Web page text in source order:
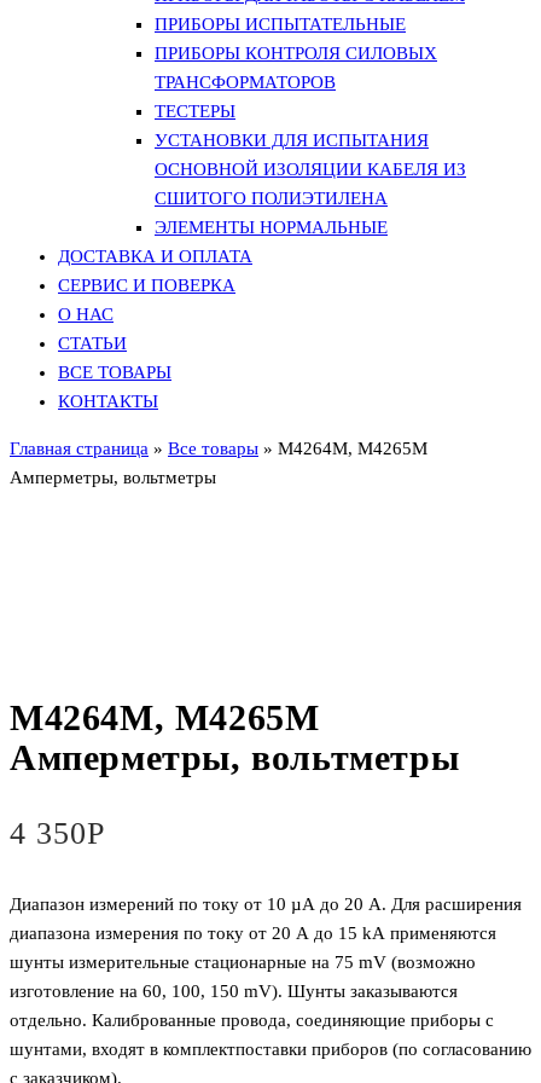
ПРИБОРЫ ИСПЫТАТЕЛЬНЫЕ
ПРИБОРЫ КОНТРОЛЯ СИЛОВЫХ
ТРАНСФОРМАТОРОВ
ТЕСТЕРЫ
УСТАНОВКИ ДЛЯ ИСПЫТАНИЯ
ОСНОВНОЙ ИЗОЛЯЦИИ КАБЕЛЯ ИЗ
СШИТОГО ПОЛИЭТИЛЕНА
ЭЛЕМЕНТЫ НОРМАЛЬНЫЕ
ДОСТАВКА И ОПЛАТА
СЕРВИС И ПОВЕРКА
О НАС
СТАТЬИ
ВСЕ ТОВАРЫ
КОНТАКТЫ
Главная страница » Все товары » М4264М, М4265М
Амперметры, вольтметры
М4264М, М4265М
Амперметры, вольтметры
4 350Р
Диапазон измерений по току от 10 µА до 20 А. Для расширения
диапазона измерения по току от 20 А до 15 kА применяются
шунты измерительные стационарные на 75 mV (возможно
изготовление на 60, 100, 150 mV). Шунты заказываются
отдельно. Калиброванные провода, соединяющие приборы с
шунтами, входят в комплектпоставки приборов (по согласованию
с заказчиком).